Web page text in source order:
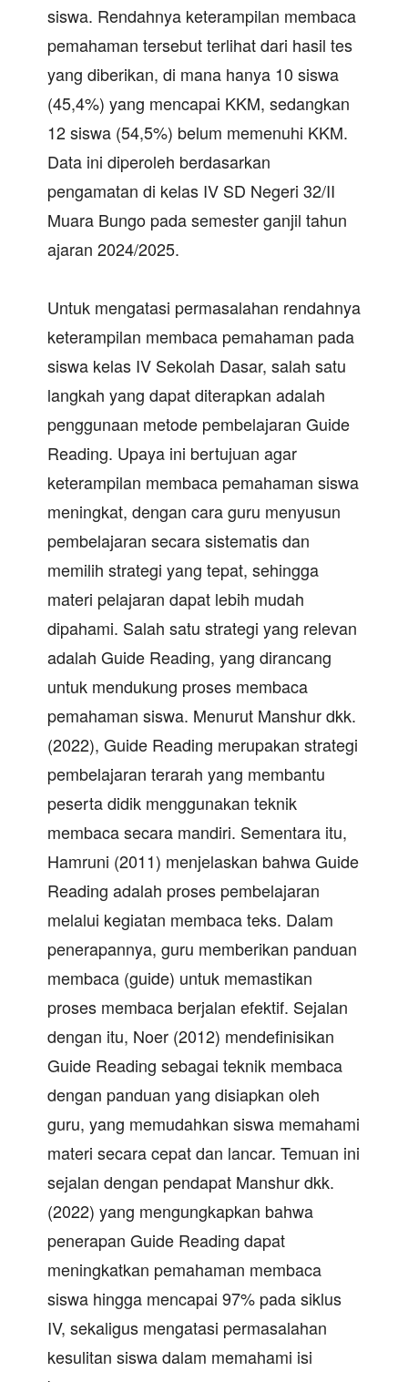
siswa. Rendahnya keterampilan membaca
pemahaman tersebut terlihat dari hasil tes
yang diberikan, di mana hanya 10 siswa
(45,4%) yang mencapai KKM, sedangkan
12 siswa (54,5%) belum memenuhi KKM.
Data ini diperoleh berdasarkan
pengamatan di kelas IV SD Negeri 32/II
Muara Bungo pada semester ganjil tahun
ajaran 2024/2025.
Untuk mengatasi permasalahan rendahnya
keterampilan membaca pemahaman pada
siswa kelas IV Sekolah Dasar, salah satu
langkah yang dapat diterapkan adalah
penggunaan metode pembelajaran Guide
Reading. Upaya ini bertujuan agar
keterampilan membaca pemahaman siswa
meningkat, dengan cara guru menyusun
pembelajaran secara sistematis dan
memilih strategi yang tepat, sehingga
materi pelajaran dapat lebih mudah
dipahami. Salah satu strategi yang relevan
adalah Guide Reading, yang dirancang
untuk mendukung proses membaca
pemahaman siswa. Menurut Manshur dkk.
(2022), Guide Reading merupakan strategi
pembelajaran terarah yang membantu
peserta didik menggunakan teknik
membaca secara mandiri. Sementara itu,
Hamruni (2011) menjelaskan bahwa Guide
Reading adalah proses pembelajaran
melalui kegiatan membaca teks. Dalam
penerapannya, guru memberikan panduan
membaca (guide) untuk memastikan
proses membaca berjalan efektif. Sejalan
dengan itu, Noer (2012) mendefinisikan
Guide Reading sebagai teknik membaca
dengan panduan yang disiapkan oleh
guru, yang memudahkan siswa memahami
materi secara cepat dan lancar. Temuan ini
sejalan dengan pendapat Manshur dkk.
(2022) yang mengungkapkan bahwa
penerapan Guide Reading dapat
meningkatkan pemahaman membaca
siswa hingga mencapai 97% pada siklus
IV, sekaligus mengatasi permasalahan
kesulitan siswa dalam memahami isi